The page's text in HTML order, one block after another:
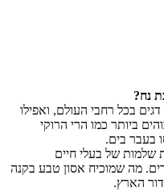
נח?
דגים בכל רחבי העולם, ואפילו
ביותר כמו הרי הרוקי
בעבר בים.
שלמות של בעלי חיים
מה שמוכיח אסון טבע בקנה
הארץ.